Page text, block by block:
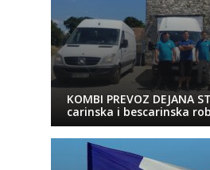
KOMBI PREVOZ DEJANA
carinska i bescarinska